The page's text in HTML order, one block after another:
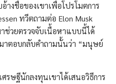
งชื่อของเขาเพื่อโปรโมตการ
ทวีตถามต่อ Elon Musk
ช่วยตรวจจับเนื้อหาแบบนี้ได้
าตอบกลับคำถามนั้นว่า “มนุษย์
รษฐีนักลงทุนเขาได้เสนอวิธีการ